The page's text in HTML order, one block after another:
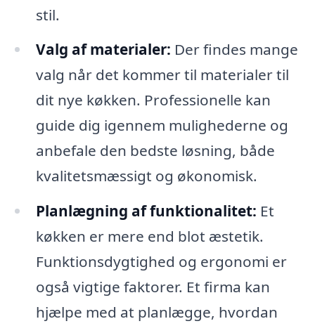
stil.
Valg af materialer: Der findes mange
valg når det kommer til materialer til
dit nye køkken. Professionelle kan
guide dig igennem mulighederne og
anbefale den bedste løsning, både
kvalitetsmæssigt og økonomisk.
Planlægning af funktionalitet: Et
køkken er mere end blot æstetik.
Funktionsdygtighed og ergonomi er
også vigtige faktorer. Et firma kan
hjælpe med at planlægge, hvordan